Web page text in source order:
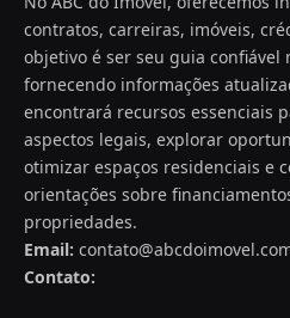
contratos, carreiras, imóveis,
objetivo é ser seu guia
fornecendo informações
encontrará recursos essenciais
aspectos legais, explorar
otimizar espaços residenciais e
orientações sobre
propriedades.
Email:
Contato: